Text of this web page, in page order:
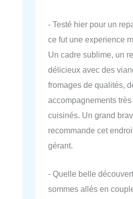
- Testé hier pour un
ce fut une experience
Un cadre sublime, un
délicieux avec des
fromages de qualités,
accompagnements
cuisinés. Un grand
recommande cet
gérant.
- Quelle belle
sommes allés en